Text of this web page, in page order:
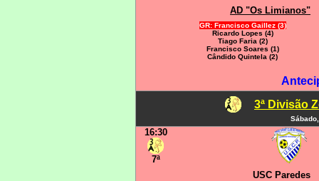
AD "Os Limianos"
GR: Francisco Gaillez (3)
Ricardo Lopes (4)
Tiago Faria (2)
Francisco Soares (1)
Cândido Quintela (2)
3ª Divisão
16:30
7ª
USC Paredes